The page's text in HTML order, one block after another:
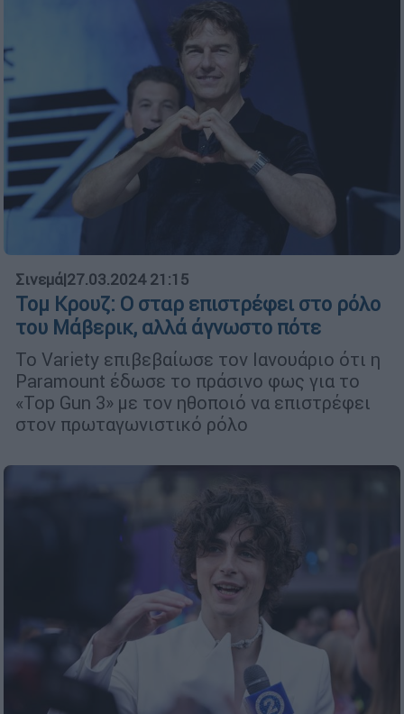
Σινεμά|27.03.2024 21:15
Τομ Κρουζ: Ο σταρ επιστρέφει στο ρόλο
του Μάβερικ, αλλά άγνωστο πότε
Το Variety επιβεβαίωσε τον Ιανουάριο ότι η
Paramount έδωσε το πράσινο φως για το
«Top Gun 3» με τον ηθοποιό να επιστρέφει
στον πρωταγωνιστικό ρόλο